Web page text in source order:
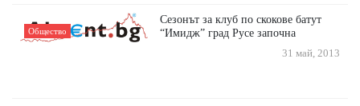
Общество
Сезонът за клуб по скокове батут
“Имидж” град Русе започна
31 май, 2013